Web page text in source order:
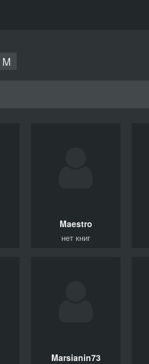
M
Maestro
нет книг
Marsianin73